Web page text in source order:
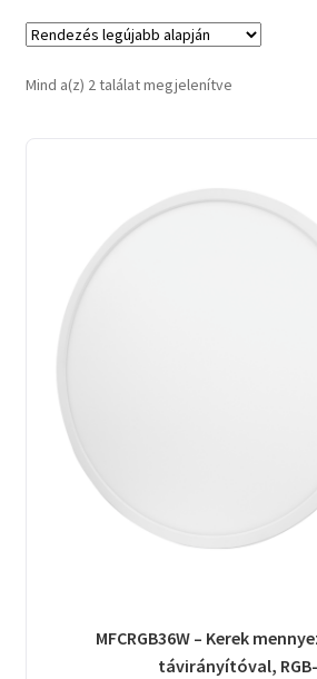
Mind a(z) 2 találat megjelenítveSorted
MFCRGB36W – Kerek
távirányítóval,